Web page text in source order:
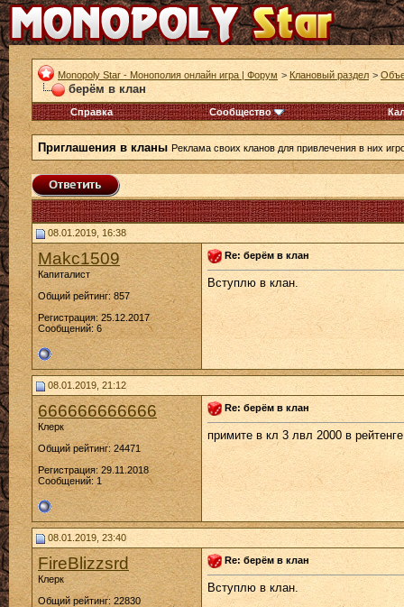
Monopoly Star - Монополия онлайн игра | Форум > Клановый раздел >
берём в клан
Справка Сообщество
Приглашения в кланы Реклама своих кланов для привлечения в них
08.01.2019, 16:38
Makc1509
Капиталист
Общий рейтинг: 857
Регистрация: 25.12.2017
Сообщений: 6
Re: берём в клан
Вступлю в клан.
08.01.2019, 21:12
666666666666
Клерк
Общий рейтинг: 24471
Регистрация: 29.11.2018
Сообщений: 1
Re: берём в клан
примите в кл 3 лвл 2000 в
08.01.2019, 23:40
FireBlizzsrd
Клерк
Общий рейтинг: 22830
Re: берём в клан
Вступлю в клан.